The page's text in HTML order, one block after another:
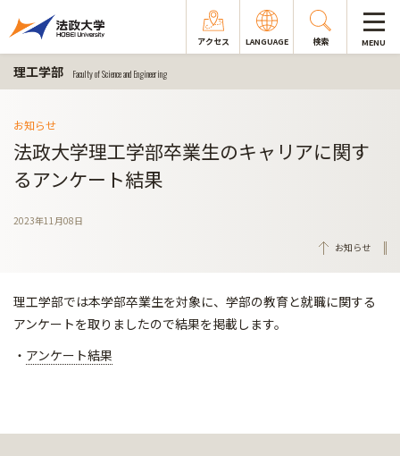
アクセス LANGUAGE 検索 MENU
理工学部 Faculty of Science and Engineering
お知らせ
法政大学理工学部卒業生のキャリアに関す
るアンケート結果
2023年11月08日
お知らせ
理工学部では本学部卒業生を対象に、学部の教育と就職に関する
アンケートを取りましたので結果を掲載します。
・ アンケート結果